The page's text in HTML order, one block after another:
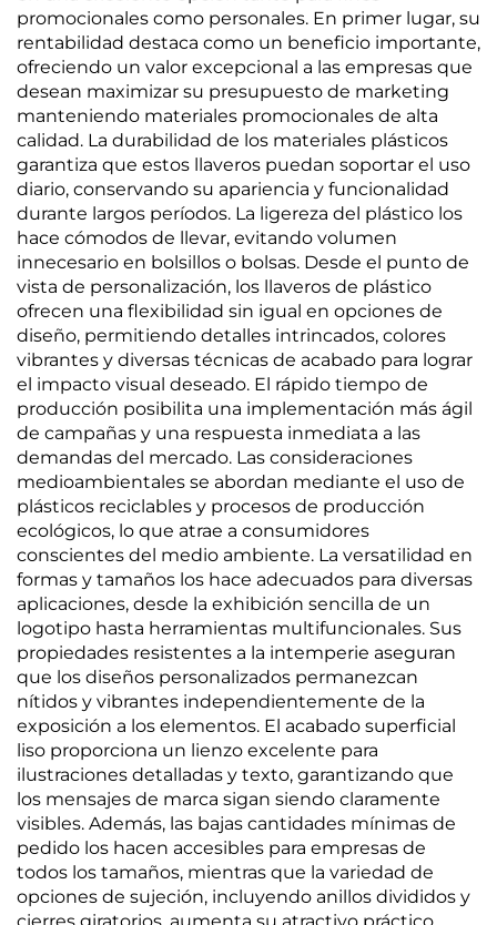
promocionales como personales. En primer lugar, su
rentabilidad destaca como un beneficio importante,
ofreciendo un valor excepcional a las empresas que
desean maximizar su presupuesto de marketing
manteniendo materiales promocionales de alta
calidad. La durabilidad de los materiales plásticos
garantiza que estos llaveros puedan soportar el uso
diario, conservando su apariencia y funcionalidad
durante largos períodos. La ligereza del plástico los
hace cómodos de llevar, evitando volumen
innecesario en bolsillos o bolsas. Desde el punto de
vista de personalización, los llaveros de plástico
ofrecen una flexibilidad sin igual en opciones de
diseño, permitiendo detalles intrincados, colores
vibrantes y diversas técnicas de acabado para lograr
el impacto visual deseado. El rápido tiempo de
producción posibilita una implementación más ágil
de campañas y una respuesta inmediata a las
demandas del mercado. Las consideraciones
medioambientales se abordan mediante el uso de
plásticos reciclables y procesos de producción
ecológicos, lo que atrae a consumidores
conscientes del medio ambiente. La versatilidad en
formas y tamaños los hace adecuados para diversas
aplicaciones, desde la exhibición sencilla de un
logotipo hasta herramientas multifuncionales. Sus
propiedades resistentes a la intemperie aseguran
que los diseños personalizados permanezcan
nítidos y vibrantes independientemente de la
exposición a los elementos. El acabado superficial
liso proporciona un lienzo excelente para
ilustraciones detalladas y texto, garantizando que
los mensajes de marca sigan siendo claramente
visibles. Además, las bajas cantidades mínimas de
pedido los hacen accesibles para empresas de
todos los tamaños, mientras que la variedad de
opciones de sujeción, incluyendo anillos divididos y